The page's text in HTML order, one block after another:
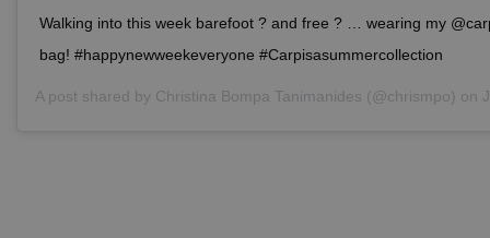
Walking into this week barefoot ? and free ? … wearing my
bag! #happynewweekeveryone #Carpisasummercollection
A post shared by Christina Bompa Tanimanides (@chrismpo) on